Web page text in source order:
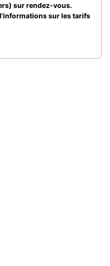
sur rendez-vous.
sur les tarifs